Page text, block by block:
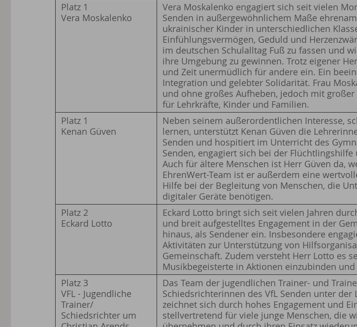
Platz 1
Vera Moskalenko
Vera Moskalenko engagiert sich seit vielen
Senden in außergewöhnlichem Maße
ukrainischer Kinder in unterschiedlichen
Einfühlungsvermögen, Geduld und
im deutschen Schulalltag Fuß zu fassen und
ihre Umgebung zu gewinnen. Trotz eigener
und Zeit unermüdlich für andere ein. Ein
Integration und gelebter Solidarität. Frau
und ohne großes Aufheben, jedoch mit
für Lehrkräfte, Kinder und Familien.
Platz 1
Kenan Güven
Neben seinem außerordentlichen Interesse,
lernen, unterstützt Kenan Güven die
Senden und hospitiert im Unterricht des
Senden, engagiert sich bei der
Auch für ältere Menschen ist Herr Güven da,
EhrenWert-Team ist er außerdem eine
Hilfe bei der Begleitung von Menschen, die
digitaler Geräte benötigen.
Platz 2
Eckard Lotto
Eckard Lotto bringt sich seit vielen Jahren
und breit aufgestelltes Engagement in der
hinaus, als Sendener ein. Insbesondere
Aktivitäten zur Unterstützung von
Gemeinschaft. Zudem versteht Herr Lotto es
Musikbegeisterte in Aktionen einzubinden
Platz 3
VFL - Jugendliche
Trainer/
Schiedsrichter um
Das Team der jugendlichen Trainer- und
Schiedsrichterinnen des VfL Senden unter der
zeichnet sich durch hohes Engagement und
stellvertretend für viele junge Menschen, die